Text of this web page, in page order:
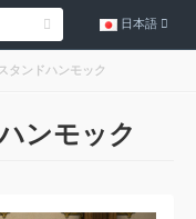
日本語
タンドハンモック
ンモック